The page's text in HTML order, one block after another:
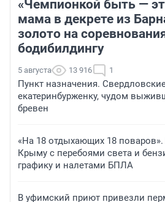
«Чемпионкой быть —
мама в декрете из
золото на
бодибилдингу
5 августа 13 916 1
Пункт назначения.
екатеринбурженку, чудом
бревен
«На 18 отдыхающих 18
Крыму с перебоями света и
графику и налетами БПЛА
В уфимский приют привезли